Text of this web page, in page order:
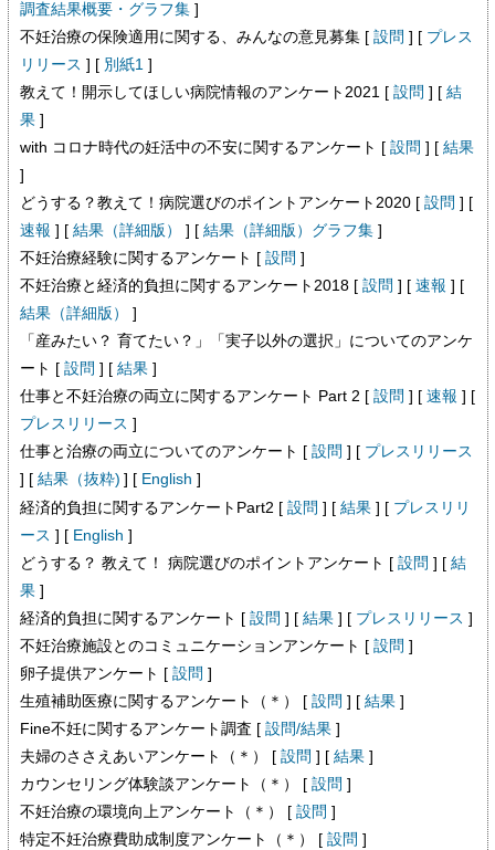
調査結果概要・グラフ集]
不妊治療の保険適用に関する、みんなの意見募集 [ 設問 ] [ プレス
リリース ] [ 別紙1]
教えて！開示してほしい病院情報のアンケート2021 [ 設問 ] [ 結
果]
with コロナ時代の妊活中の不安に関するアンケート [ 設問 ] [ 結果
]
どうする？教えて！病院選びのポイントアンケート2020 [ 設問 ] [
速報 ] [ 結果（詳細版） ] [ 結果（詳細版）グラフ集]
不妊治療経験に関するアンケート [ 設問 ]
不妊治療と経済的負担に関するアンケート2018 [ 設問 ] [ 速報 ] [
結果（詳細版）
]
「産みたい？ 育てたい？」「実子以外の選択」についてのアンケ
ート [ 設問 ] [ 結果]
仕事と不妊治療の両立に関するアンケート Part 2 [ 設問 ] [ 速報 ] [
プレスリリース ]
仕事と治療の両立についてのアンケート [ 設問 ] [ プレスリリース
] [ 結果（抜粋) ] [ English ]
経済的負担に関するアンケートPart2 [ 設問 ] [ 結果] [ プレスリリ
ース ] [ English ]
どうする？ 教えて！ 病院選びのポイントアンケート [ 設問 ] [ 結
果]
経済的負担に関するアンケート [ 設問 ] [ 結果] [ プレスリリース ]
不妊治療施設とのコミュニケーションアンケート [ 設問 ]
卵子提供アンケート [ 設問 ]
生殖補助医療に関するアンケート（＊） [ 設問 ] [ 結果]
Fine不妊に関するアンケート調査 [ 設問/結果]
夫婦のささえあいアンケート（＊） [ 設問 ] [ 結果]
カウンセリング体験談アンケート（＊） [ 設問 ]
不妊治療の環境向上アンケート（＊） [ 設問 ]
特定不妊治療費助成制度アンケート（＊） [ 設問 ]